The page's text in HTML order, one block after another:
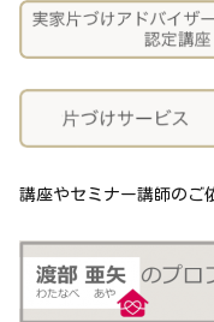
講座やセミナー講師のご